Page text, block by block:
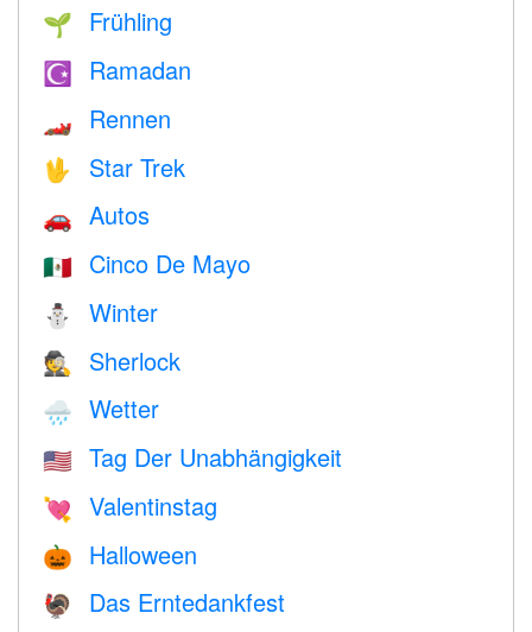
🌱 Frühling
☪️ Ramadan
🏎 Rennen
🖖 Star Trek
🚗 Autos
🇲🇽 Cinco De Mayo
⛄ Winter
🕵️ Sherlock
🌧 Wetter
🇺🇸 Tag Der Unabhängigkeit
💘 Valentinstag
🎃 Halloween
🦃 Das Erntedankfest